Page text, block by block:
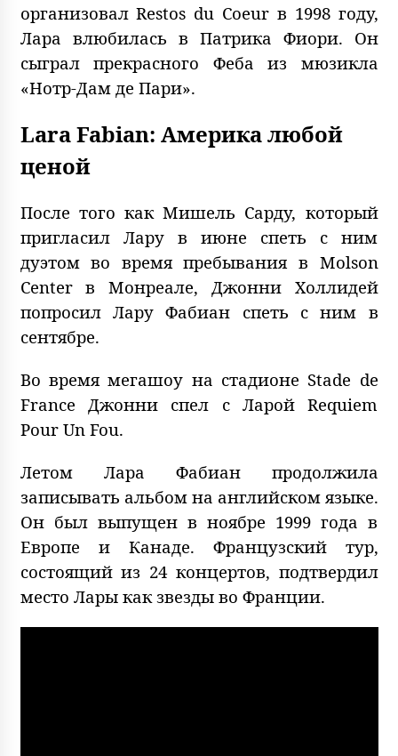
организовал Restos du Coeur в 1998 году,
Лара влюбилась в Патрика Фиори. Он
сыграл прекрасного Феба из мюзикла
«Нотр-Дам де Пари».
Lara Fabian: Америка любой
ценой
После того как Мишель Сарду, который
пригласил Лару в июне спеть с ним
дуэтом во время пребывания в Molson
Center в Монреале, Джонни Холлидей
попросил Лару Фабиан спеть с ним в
сентябре.
Во время мегашоу на стадионе Stade de
France Джонни спел с Ларой Requiem
Pour Un Fou.
Летом Лара Фабиан продолжила
записывать альбом на английском языке.
Он был выпущен в ноябре 1999 года в
Европе и Канаде. Французский тур,
состоящий из 24 концертов, подтвердил
место Лары как звезды во Франции.